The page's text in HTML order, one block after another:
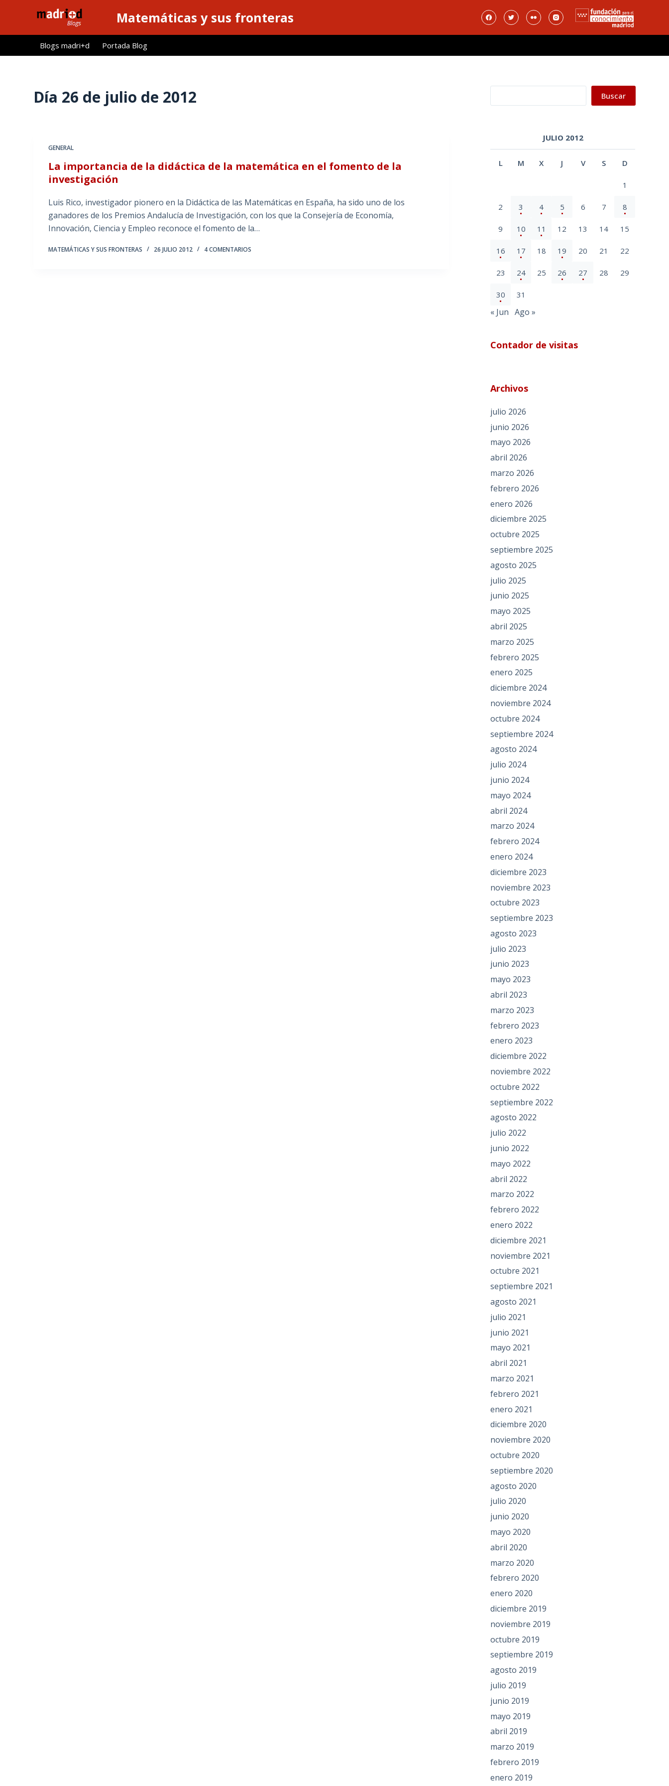
l
Matemáticas y sus fronteras
Blogs madri+d Portada Blog
Día 26 de julio de 2012
GENERAL
La importancia de la didáctica de la matemática en el fomento de la
investigación
Luis Rico, investigador pionero en la Didáctica de las Matemáticas en España, ha sido uno de los
ganadores de los Premios Andalucía de Investigación, con los que la Consejería de Economía,
Innovación, Ciencia y Empleo reconoce el fomento de la…
MATEMÁTICAS Y SUS FRONTERAS 26 JULIO 2012 4 COMENTARIOS
Buscar
JULIO 2012
L M X J V S D
1
2 3 4 5 6 7 8
9 10 11 12 13 14 15
16 17 18 19 20 21 22
23 24 25 26 27 28 29
30 31
« Jun Ago »
Contador de visitas
Archivos
julio 2026
junio 2026
mayo 2026
abril 2026
marzo 2026
febrero 2026
enero 2026
diciembre 2025
octubre 2025
septiembre 2025
agosto 2025
julio 2025
junio 2025
mayo 2025
abril 2025
marzo 2025
febrero 2025
enero 2025
diciembre 2024
noviembre 2024
octubre 2024
septiembre 2024
agosto 2024
julio 2024
junio 2024
mayo 2024
abril 2024
marzo 2024
febrero 2024
enero 2024
diciembre 2023
noviembre 2023
octubre 2023
septiembre 2023
agosto 2023
julio 2023
junio 2023
mayo 2023
abril 2023
marzo 2023
febrero 2023
enero 2023
diciembre 2022
noviembre 2022
octubre 2022
septiembre 2022
agosto 2022
julio 2022
junio 2022
mayo 2022
abril 2022
marzo 2022
febrero 2022
enero 2022
diciembre 2021
noviembre 2021
octubre 2021
septiembre 2021
agosto 2021
julio 2021
junio 2021
mayo 2021
abril 2021
marzo 2021
febrero 2021
enero 2021
diciembre 2020
noviembre 2020
octubre 2020
septiembre 2020
agosto 2020
julio 2020
junio 2020
mayo 2020
abril 2020
marzo 2020
febrero 2020
enero 2020
diciembre 2019
noviembre 2019
octubre 2019
septiembre 2019
agosto 2019
julio 2019
junio 2019
mayo 2019
abril 2019
marzo 2019
febrero 2019
enero 2019